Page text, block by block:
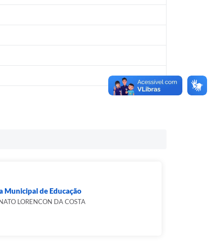
Municipal de Educação
LORENCON DA COSTA